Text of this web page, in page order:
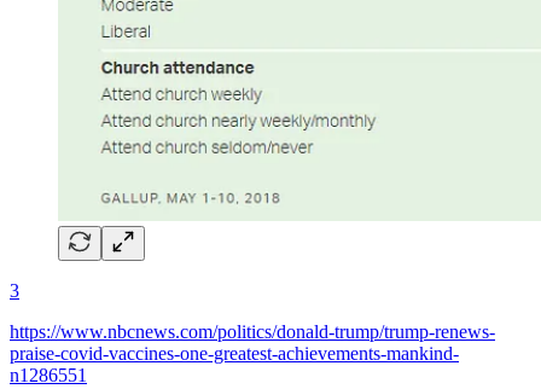
3
https://www.nbcnews.com/politics/donald-trump/trump-renews-
praise-covid-vaccines-one-greatest-achievements-mankind-
n1286551